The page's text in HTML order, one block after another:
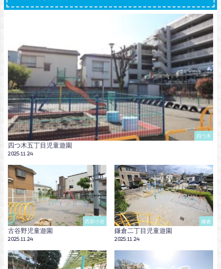
四つ木
四つ木五丁目児童遊園
2025.11.24
西新小岩
古谷野児童遊園
2025.11.24
鎌倉
鎌倉二丁目児童遊園
2025.11.24